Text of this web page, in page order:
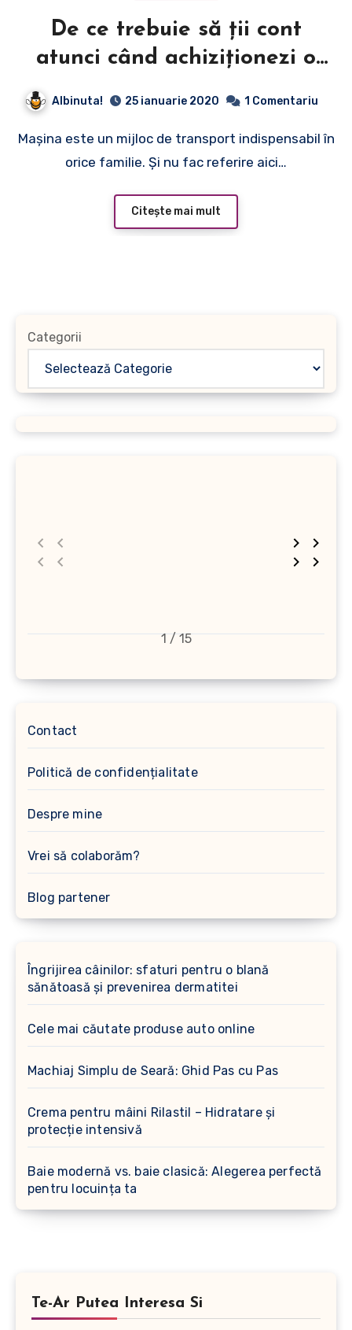
De ce trebuie să ții cont
atunci când achiziționezi o
Albinuta! 25 ianuarie 2020 1 Comentariu
Mașina este un mijloc de transport indispensabil în
orice familie. Și nu fac referire aici…
Citește mai mult
Categorii
1 / 15
Contact
Politică de confidențialitate
Despre mine
Vrei să colaborăm?
Blog partener
Îngrijirea câinilor: sfaturi pentru o blană
sănătoasă și prevenirea dermatitei
Cele mai căutate produse auto online
Machiaj Simplu de Seară: Ghid Pas cu Pas
Crema pentru mâini Rilastil – Hidratare și
protecție intensivă
Baie modernă vs. baie clasică: Alegerea perfectă
pentru locuința ta
Te-Ar Putea Interesa Si